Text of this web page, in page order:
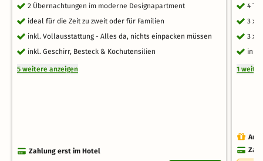
2 Übernachtungen im moderne Designapartment
ideal für die Zeit zu zweit oder für Familien
inkl. Vollausstattung - Alles da, nichts einpacken müssen
inkl. Geschirr, Besteck & Kochutensilien
5 weitere anzeigen
Zahlung erst im Hotel
4
3 x
3 x
inkl.
1